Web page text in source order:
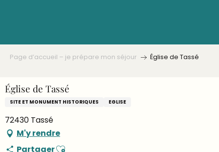
Page d’accueil – je prépare mon séjour Église de Tassé
Église de Tassé
SITE ET MONUMENT HISTORIQUES EGLISE
72430 Tassé
M'y rendre
PartagerAjouter aux favoris